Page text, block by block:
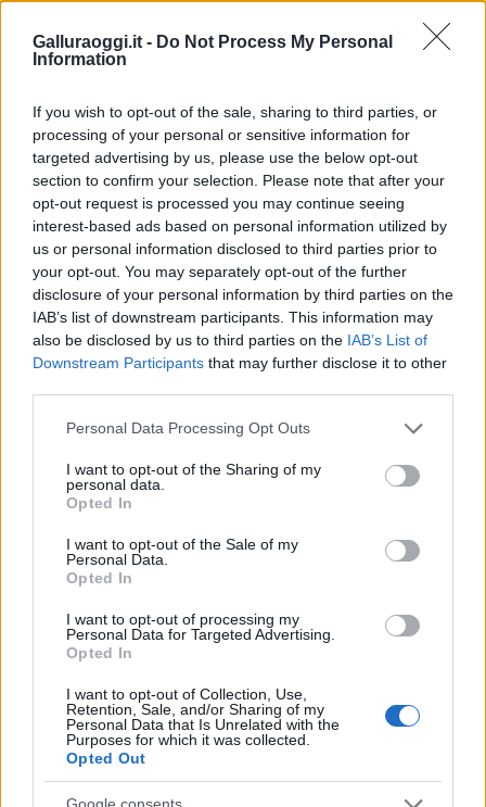
Galluraoggi.it - Do Not Process My Personal
Information
If you wish to opt-out of the sale, sharing to third parties, or
processing of your personal or sensitive information for
targeted advertising by us, please use the below opt-out
section to confirm your selection. Please note that after your
opt-out request is processed you may continue seeing
interest-based ads based on personal information utilized by
us or personal information disclosed to third parties prior to
your opt-out. You may separately opt-out of the further
disclosure of your personal information by third parties on the
IAB’s list of downstream participants. This information may
also be disclosed by us to third parties on the IAB’s List of
Downstream Participants that may further disclose it to other
Please note that this website/app uses one or more Google
not limited to your visit or usage behaviour. You may click to
grant or deny consent to Google and its third-party tags to
use your data for below specified purposes in below Google
consent section.
Personal Data Processing Opt Outs
I want to opt-out of the Sharing of my
personal data.
Opted In
I want to opt-out of the Sale of my
Personal Data.
Opted In
I want to opt-out of processing my
Personal Data for Targeted Advertising.
Opted In
I want to opt-out of Collection, Use,
Retention, Sale, and/or Sharing of my
Personal Data that Is Unrelated with the
Purposes for which it was collected.
Opted Out
Dopo 18 anni Golfo Aranci avrà un nuovo impianto di
TEMI:
Arzachena Academy Costa Smeralda
Serie D
Condividi l'articolo
F
a
ce
b
o
o
k
T
w
it
te
r
Pi
n
te
re
st
W
h
at
s
A
p
S
h
a
re
Articolo precedente
Prossimo articolo
NOTIZIE RECENTI
Film internazionale, casting per comparse in
Costa Smeralda
Porto Rotondo ospita la grande sfida della vela
nell’estate 2026
Controlli all’aeroporto di Olbia, sequestrati
caviale e sabbia rubata